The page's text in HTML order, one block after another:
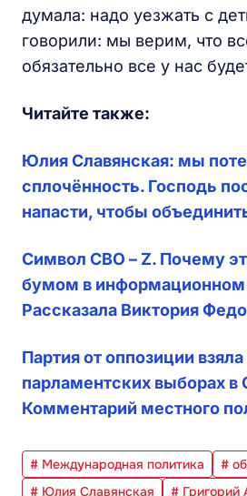
думала: надо уезжать с
говорили: мы верим, что
обязательно все у нас
Читайте также:
Юлия Славянская: мы
сплочённость. Господь
напасти, чтобы
Символ СВО – Z. Почему
бумом в информационном
Рассказала Виктория
Партия от оппозиции
парламентских выборах в
Комментарий местного
# Международная политика
#
# Юлия Славянская
# Григорий